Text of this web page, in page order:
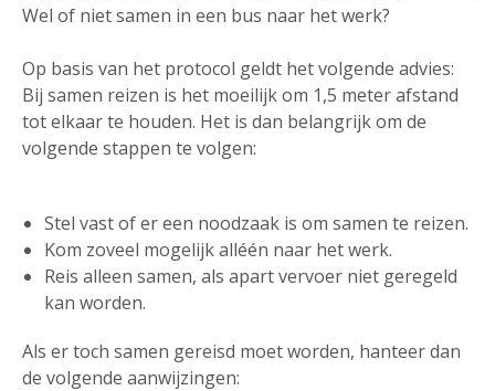
Wel of niet samen in een bus naar het werk?
Op basis van het protocol geldt het volgende advies:
Bij samen reizen is het moeilijk om 1,5 meter afstand
tot elkaar te houden. Het is dan belangrijk om de
volgende stappen te volgen:
Stel vast of er een noodzaak is om samen te reizen.
Kom zoveel mogelijk alléén naar het werk.
Reis alleen samen, als apart vervoer niet geregeld
kan worden.
Als er toch samen gereisd moet worden, hanteer dan
de volgende aanwijzingen: